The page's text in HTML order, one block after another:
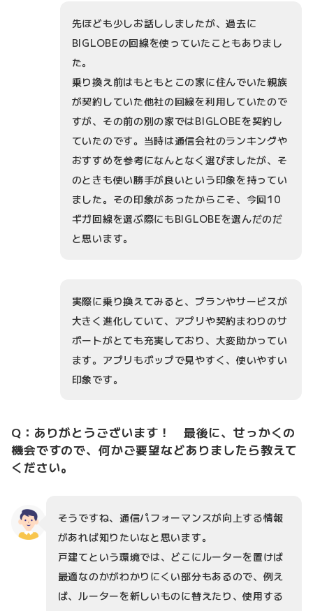
先ほども少しお話ししましたが、過去に
BIGLOBEの回線を使っていたこともありまし
た。
乗り換え前はもともとこの家に住んでいた親族
が契約していた他社の回線を利用していたので
すが、その前の別の家ではBIGLOBEを契約し
ていたのです。当時は通信会社のランキングや
おすすめを参考になんとなく選びましたが、そ
のときも使い勝手が良いという印象を持ってい
ました。その印象があったからこそ、今回10
ギガ回線を選ぶ際にもBIGLOBEを選んだのだ
と思います。
実際に乗り換えてみると、プランやサービスが
大きく進化していて、アプリや契約まわりのサ
ポートがとても充実しており、大変助かってい
ます。アプリもポップで見やすく、使いやすい
印象です。
Q：ありがとうございます！ 最後に、せっかくの
機会ですので、何かご要望などありましたら教えて
ください。
そうですね、通信パフォーマンスが向上する情報
があれば知りたいなと思います。
戸建てという環境では、どこにルーターを置けば
最適なのかがわかりにくい部分もあるので、例え
ば、ルーターを新しいものに替えたり、使用する